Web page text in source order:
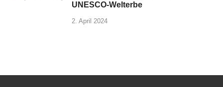
UNESCO-Welterbe
2. April 2024